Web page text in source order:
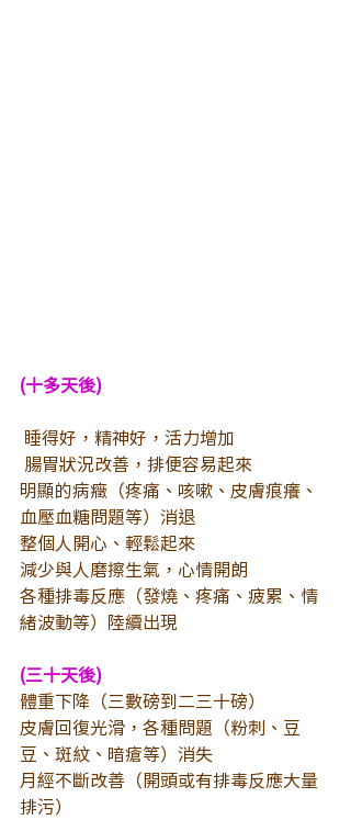
(十多天後)
睡得好，精神好，活力增加
腸胃狀況改善，排便容易起來
明顯的病癥（疼痛、咳嗽、皮膚痕癢、
血壓血糖問題等）消退
整個人開心、輕鬆起來
減少與人磨擦生氣，心情開朗
各種排毒反應（發燒、疼痛、疲累、情
緒波動等）陸續出現
(三十天後)
體重下降（三數磅到二三十磅）
皮膚回復光滑，各種問題（粉刺、豆
豆、斑紋、暗瘡等）消失
月經不斷改善（開頭或有排毒反應大量
排污）